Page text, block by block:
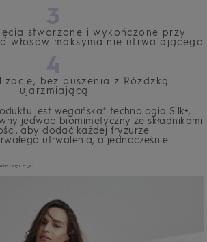
3
stworzone i wykończone przy
włosów maksymalnie utrwalającego
4
bez puszenia z Różdżką
ujarzmiającą
jest wegańska* technologia Silk+,
jedwab biomimetyczny ze składnikami
aby dodać każdej fryzurze
utrwalenia, a jednocześnie